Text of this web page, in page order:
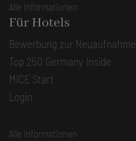
Alle Informationen
Für Hotels
Bewerbung zur Neuaufnahme
Top 250 Germany Inside
MICE Start
Login
Alle Informationen